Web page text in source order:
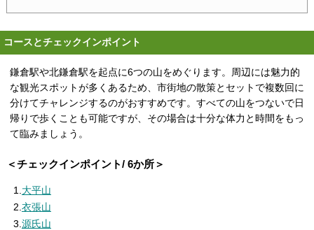
コースとチェックインポイント
鎌倉駅や北鎌倉駅を起点に6つの山をめぐります。周辺には魅力的
な観光スポットが多くあるため、市街地の散策とセットで複数回に
分けてチャレンジするのがおすすめです。すべての山をつないで日
帰りで歩くことも可能ですが、その場合は十分な体力と時間をもっ
て臨みましょう。
＜チェックインポイント/ 6か所＞
1 大平山
2 衣張山
3 源氏山